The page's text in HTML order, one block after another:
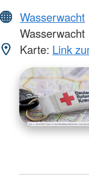
Wasserwacht
Wasserwacht
Karte: Link